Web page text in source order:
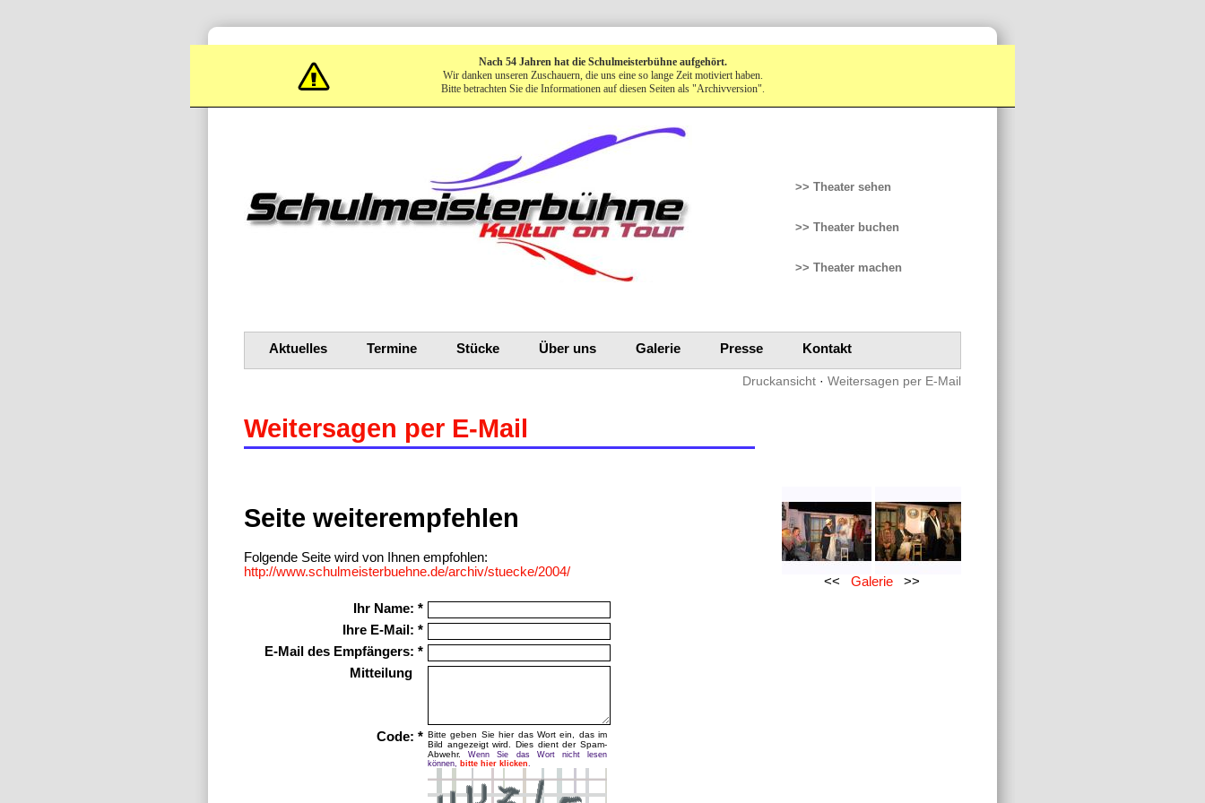
Nach 54 Jahren hat die Schulmeisterbühne aufgehört.
Wir danken unseren Zuschauern, die uns eine so lange Zeit motiviert haben.
Bitte betrachten Sie die Informationen auf diesen Seiten als "Archivversion".
>> Theater sehen
>> Theater buchen
>> Theater machen
Aktuelles Termine Stücke Über uns Galerie Presse Kontakt
Druckansicht · Weitersagen per E-Mail
Weitersagen per E-Mail
Seite weiterempfehlen
Folgende Seite wird von Ihnen empfohlen:
http://www.schulmeisterbuehne.de/archiv/stuecke/2004/
Ihr Name: *
Ihre E-Mail: *
E-Mail des Empfängers: *
Mitteilung
Code: * Bitte geben Sie hier das Wort ein, das im
Bild angezeigt wird. Dies dient der Spam-
Abwehr.Wenn Sie das Wort nicht lesen
können, bitte hier klicken.
<< Galerie >>